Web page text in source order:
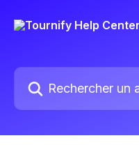
Rechercher un article...